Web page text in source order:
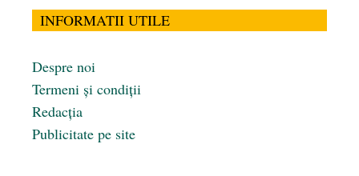
INFORMATII UTILE
Despre noi
Termeni și condiții
Redacția
Publicitate pe site